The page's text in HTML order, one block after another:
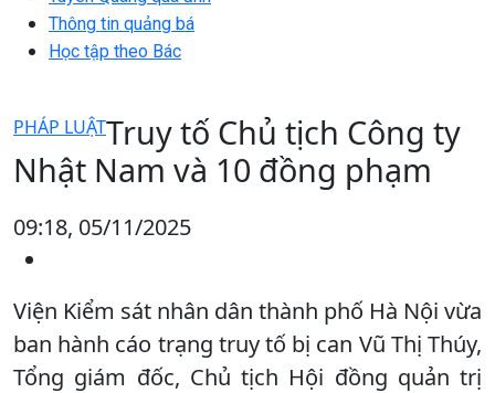
Thông tin quảng bá
Học tập theo Bác
PHÁP LUẬTTruy tố Chủ tịch Công ty
Nhật Nam và 10 đồng phạm
09:18, 05/11/2025
Viện Kiểm sát nhân dân thành phố Hà Nội vừa
ban hành cáo trạng truy tố bị can Vũ Thị Thúy,
Tổng giám đốc, Chủ tịch Hội đồng quản trị